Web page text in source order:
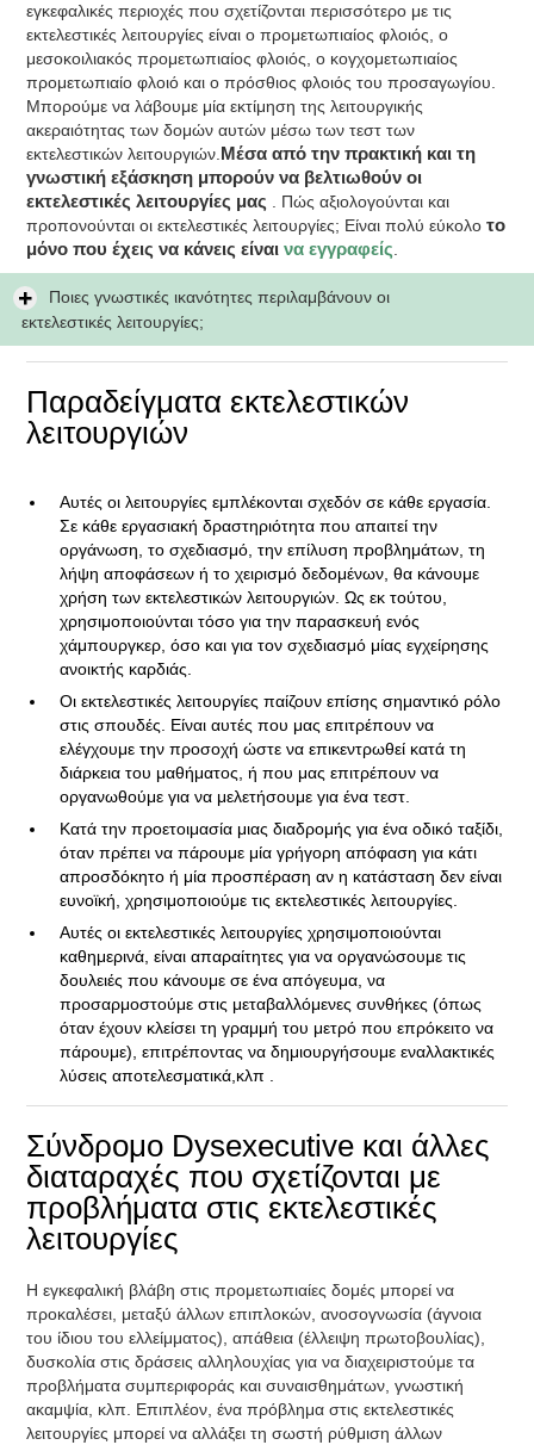
εγκεφαλικές περιοχές που σχετίζονται περισσότερο με τις
εκτελεστικές λειτουργίες είναι ο προμετωπιαίος φλοιός, ο
μεσοκοιλιακός προμετωπιαίος φλοιός, ο κογχομετωπιαίος
προμετωπιαίο φλοιό και ο πρόσθιος φλοιός του προσαγωγίου.
Μπορούμε να λάβουμε μία εκτίμηση της λειτουργικής
ακεραιότητας των δομών αυτών μέσω των τεστ των
εκτελεστικών λειτουργιών. Μέσα από την πρακτική και τη
γνωστική εξάσκηση μπορούν να βελτιωθούν οι
εκτελεστικές λειτουργίες μας
. Πώς αξιολογούνται και
προπονούνται οι εκτελεστικές λειτουργίες; Είναι πολύ εύκολοτο
μόνο που έχεις να κάνεις είναινα εγγραφείς
Ποιες γνωστικές ικανότητες περιλαμβάνουν οι
εκτελεστικές λειτουργίες;
Παραδείγματα εκτελεστικών
λειτουργιών
Αυτές οι λειτουργίες εμπλέκονται σχεδόν σε κάθε εργασία.
Σε κάθε εργασιακή δραστηριότητα που απαιτεί την
οργάνωση, το σχεδιασμό, την επίλυση προβλημάτων, τη
λήψη αποφάσεων ή το χειρισμό δεδομένων, θα κάνουμε
χρήση των εκτελεστικών λειτουργιών. Ως εκ τούτου,
χρησιμοποιούνται τόσο για την παρασκευή ενός
χάμπουργκερ, όσο και για τον σχεδιασμό μίας εγχείρησης
ανοικτής καρδιάς.
Οι εκτελεστικές λειτουργίες παίζουν επίσης σημαντικό ρόλο
στις σπουδές. Είναι αυτές που μας επιτρέπουν να
ελέγχουμε την προσοχή ώστε να επικεντρωθεί κατά τη
διάρκεια του μαθήματος, ή που μας επιτρέπουν να
οργανωθούμε για να μελετήσουμε για ένα τεστ.
Κατά την προετοιμασία μιας διαδρομής για ένα οδικό ταξίδι,
όταν πρέπει να πάρουμε μία γρήγορη απόφαση για κάτι
απροσδόκητο ή μία προσπέραση αν η κατάσταση δεν είναι
ευνοϊκή, χρησιμοποιούμε τις εκτελεστικές λειτουργίες.
Αυτές οι εκτελεστικές λειτουργίες χρησιμοποιούνται
καθημερινά, είναι απαραίτητες για να οργανώσουμε τις
δουλειές που κάνουμε σε ένα απόγευμα, να
προσαρμοστούμε στις μεταβαλλόμενες συνθήκες (όπως
όταν έχουν κλείσει τη γραμμή του μετρό που επρόκειτο να
πάρουμε), επιτρέποντας να δημιουργήσουμε εναλλακτικές
λύσεις αποτελεσματικά,κλπ .
Σύνδρομο Dysexecutive και άλλες
διαταραχές που σχετίζονται με
προβλήματα στις εκτελεστικές
λειτουργίες
Η εγκεφαλική βλάβη στις προμετωπιαίες δομές μπορεί να
προκαλέσει, μεταξύ άλλων επιπλοκών, ανοσογνωσία (άγνοια
του ίδιου του ελλείμματος), απάθεια (έλλειψη πρωτοβουλίας),
δυσκολία στις δράσεις αλληλουχίας για να διαχειριστούμε τα
προβλήματα συμπεριφοράς και συναισθημάτων, γνωστική
ακαμψία, κλπ. Επιπλέον, ένα πρόβλημα στις εκτελεστικές
λειτουργίες μπορεί να αλλάξει τη σωστή ρύθμιση άλλων